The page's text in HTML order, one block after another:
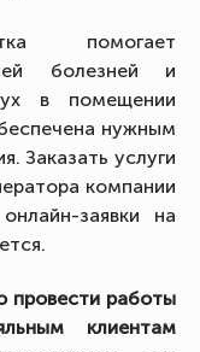
помогает
болезней и
в помещении
нужным
Заказать услуги
компании
заявки на
провести работы
клиентам